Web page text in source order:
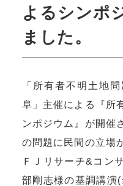
よるシンポ
ました。
「所有者不明土地
阜」主催による『所
ンポジウム』が開催
の問題に民間の立場
ＦＪリサーチ&コン
部剛志様の基調講演